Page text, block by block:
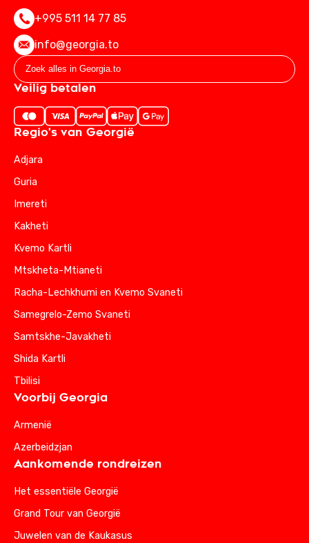
+995 511 14 77 85
info@georgia.to
Veilig betalen
Regio's van Georgië
Adjara
Guria
Imereti
Kakheti
Kvemo Kartli
Mtskheta-Mtianeti
Racha-Lechkhumi en Kvemo Svaneti
Samegrelo-Zemo Svaneti
Samtskhe-Javakheti
Shida Kartli
Tbilisi
Voorbij Georgia
Armenië
Azerbeidzjan
Aankomende rondreizen
Het essentiële Georgië
Grand Tour van Georgië
Juwelen van de Kaukasus